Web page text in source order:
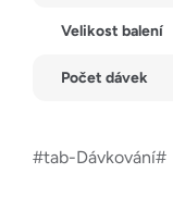
Velikost balení
Počet dávek
#tab-Dávkování#